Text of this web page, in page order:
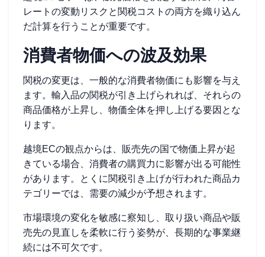
レートの変動リスクと関税コストの両方を織り込ん
だ計算を行うことが重要です。
消費者物価への波及効果
関税の変更は、一般的な消費者物価にも影響を与え
ます。輸入品の関税が引き上げられれば、それらの
商品価格が上昇し、物価全体を押し上げる要因とな
ります。
越境ECの観点からは、販売先の国で物価上昇が起
きている場合、消費者の購買力に影響が出る可能性
があります。とくに関税引き上げが行われた商品カ
テゴリーでは、需要の減少が予想されます。
市場環境の変化を敏感に察知し、取り扱い商品や販
売先の見直しを柔軟に行う姿勢が、長期的な事業継
続には不可欠です。